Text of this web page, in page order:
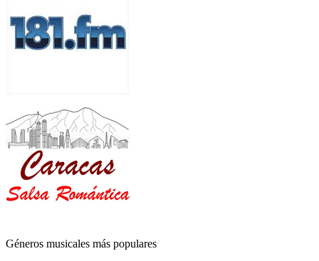
Géneros musicales más populares